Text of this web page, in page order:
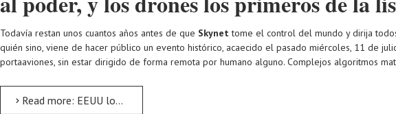
Todavía restan unos cuantos años antes de que Skynet tome el control del mundo y dirija
quién sino, viene de hacer público un evento histórico, acaecido el pasado miércoles, 11 de
portaaviones, sin estar dirigido de forma remota por humano alguno. Complejos algoritmos
Read more: EEUU logra el primer drone totalmente autónomo